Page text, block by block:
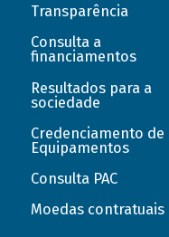
Transparência
Consulta a
financiamentos
Resultados para a
sociedade
Credenciamento de
Equipamentos
Consulta PAC
Moedas contratuais